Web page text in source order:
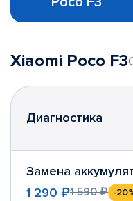
Xiaomi Poco F3
Диагностика
Замена
1 290 ₽1 590 ₽ -